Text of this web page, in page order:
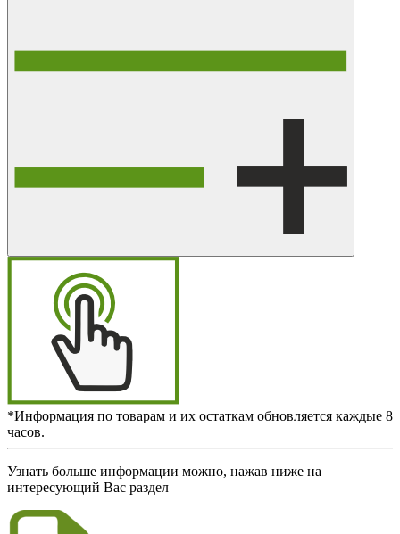
*Информация по товарам и их остаткам обновляется каждые 8
часов.
Узнать больше информации можно, нажав ниже на
интересующий Вас раздел